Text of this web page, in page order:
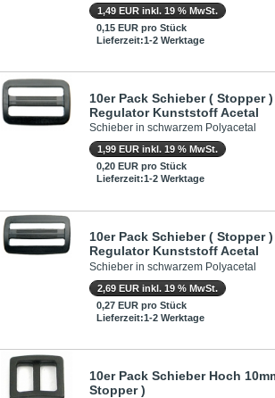
1,49 EUR inkl. 19 % MwSt.
0,15 EUR pro Stück
Lieferzeit:1-2 Werktage
10er Pack Schieber ( Stopper )
Regulator Kunststoff Acetal
Schieber in schwarzem Polyacetal
1,99 EUR inkl. 19 % MwSt.
0,20 EUR pro Stück
Lieferzeit:1-2 Werktage
10er Pack Schieber ( Stopper )
Regulator Kunststoff Acetal
Schieber in schwarzem Polyacetal
2,69 EUR inkl. 19 % MwSt.
0,27 EUR pro Stück
Lieferzeit:1-2 Werktage
10er Pack Schieber Hoch
Stopper )